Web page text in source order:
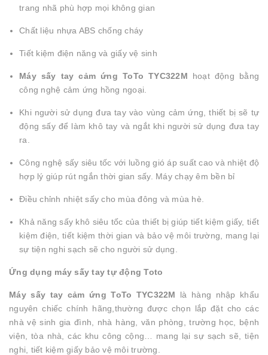
trang nhã phù hợp mọi không gian
Chất liệu nhựa ABS chống cháy
Tiết kiệm điện năng và giấy vệ sinh
Máy sấy tay cảm ứng ToTo TYC322M hoạt động bằng
công nghệ cảm ứng hồng ngoại.
Khi người sử dụng đưa tay vào vùng cảm ứng, thiết bị sẽ tự
động sấy để làm khô tay và ngắt khi người sử dụng đưa tay
ra.
Công nghệ sấy siêu tốc với luồng gió áp suất cao và nhiệt độ
hợp lý giúp rút ngắn thời gian sấy. Máy chạy êm bền bỉ
Điều chỉnh nhiệt sấy cho mùa đông và mùa hè.
Khả năng sấy khô siêu tốc của thiết bị giúp tiết kiệm giấy, tiết
kiệm điện, tiết kiệm thời gian và bảo vệ môi trường, mang lại
sự tiện nghi sạch sẽ cho người sử dụng.
Ứng dụng máy sấy tay tự động Toto
Máy sấy tay cảm ứng ToTo TYC322M là hàng nhập khẩu
nguyên chiếc chính hãng,thường được chọn lắp đặt cho các
nhà vệ sinh gia đình, nhà hàng, văn phòng, trường học, bệnh
viện, tòa nhà, các khu công cộng… mang lại sự sạch sẽ, tiện
nghi, tiết kiệm giấy bảo vệ môi trường.